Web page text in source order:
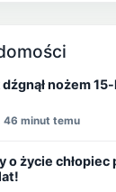
nożem
46 minut temu
o życie chłopiec